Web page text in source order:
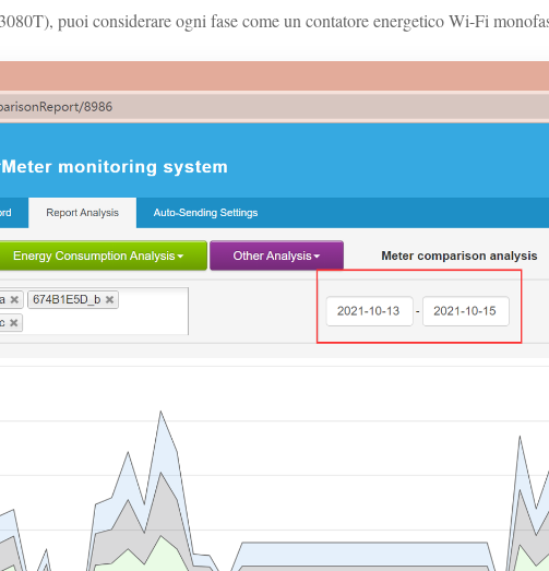
puoi considerare ogni fase come un contatore energetico Wi-Fi